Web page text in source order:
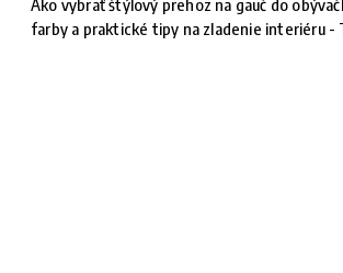
Ako vybrať štýlový prehoz na gauč do
farby a praktické tipy na zladenie interiéru -